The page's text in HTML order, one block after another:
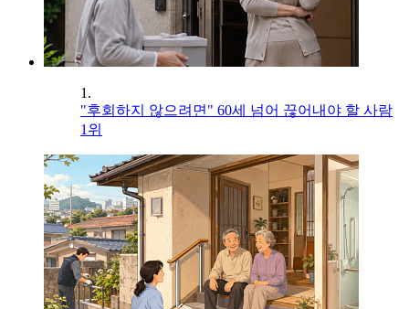
1.
"후회하지 않으려면" 60세 넘어 끊어내야 할 사람
1위